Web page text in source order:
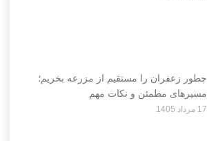
چطور زعفران را مستقیم از مزرعه بخریم؛
مسیرهای مطمئن و نکات مهم
17 مرداد 1405